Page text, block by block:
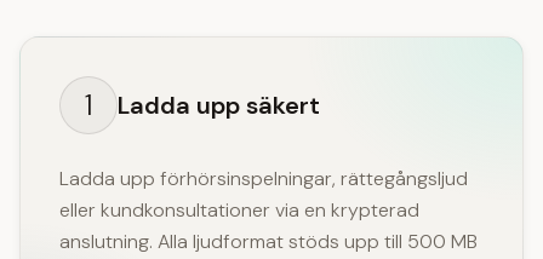
1 Ladda upp säkert
Ladda upp förhörsinspelningar, rättegångsljud
eller kundkonsultationer via en krypterad
anslutning. Alla ljudformat stöds upp till 500 MB